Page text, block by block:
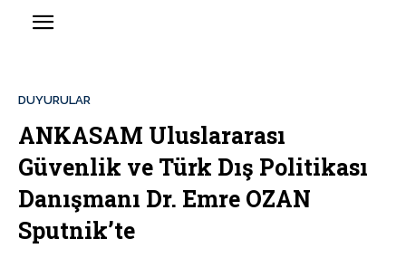
DUYURULAR
ANKASAM Uluslararası
Güvenlik ve Türk Dış Politikası
Danışmanı Dr. Emre OZAN
Sputnik’te